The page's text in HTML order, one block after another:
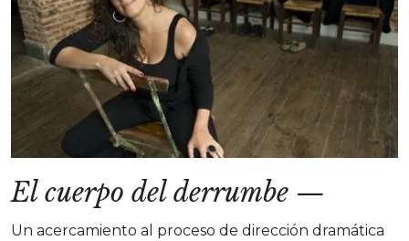
El cuerpo del derrumbe —
Un acercamiento al proceso de dirección dramática